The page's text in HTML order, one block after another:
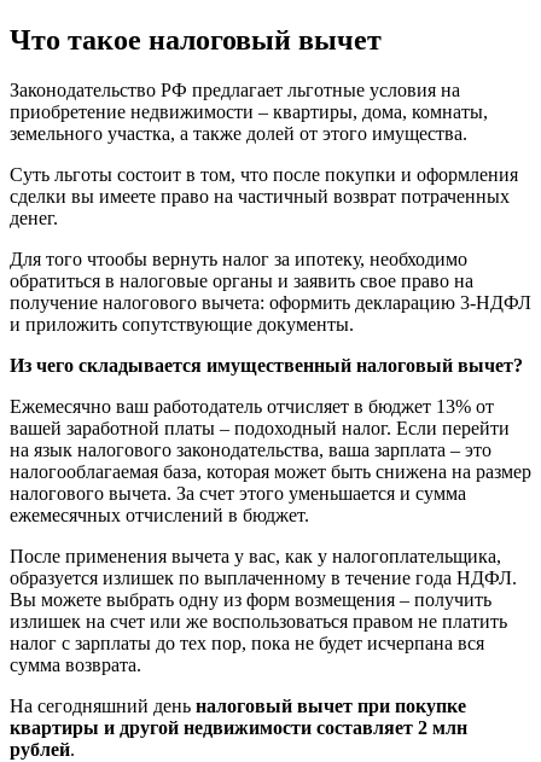
Что такое налоговый вычет
Законодательство РФ предлагает льготные условия на
приобретение недвижимости – квартиры, дома, комнаты,
земельного участка, а также долей от этого имущества.
Суть льготы состоит в том, что после покупки и оформления
сделки вы имеете право на частичный возврат потраченных
денег.
Для того чтообы вернуть налог за ипотеку, необходимо
обратиться в налоговые органы и заявить свое право на
получение налогового вычета: оформить декларацию 3-НДФЛ
и приложить сопутствующие документы.
Из чего складывается имущественный налоговый вычет?
Ежемесячно ваш работодатель отчисляет в бюджет 13% от
вашей заработной платы – подоходный налог. Если перейти
на язык налогового законодательства, ваша зарплата – это
налогооблагаемая база, которая может быть снижена на размер
налогового вычета. За счет этого уменьшается и сумма
ежемесячных отчислений в бюджет.
После применения вычета у вас, как у налогоплательщика,
образуется излишек по выплаченному в течение года НДФЛ.
Вы можете выбрать одну из форм возмещения – получить
излишек на счет или же воспользоваться правом не платить
налог с зарплаты до тех пор, пока не будет исчерпана вся
сумма возврата.
На сегодняшний день налоговый вычет при покупке
квартиры и другой недвижимости составляет 2 млн
рублей.